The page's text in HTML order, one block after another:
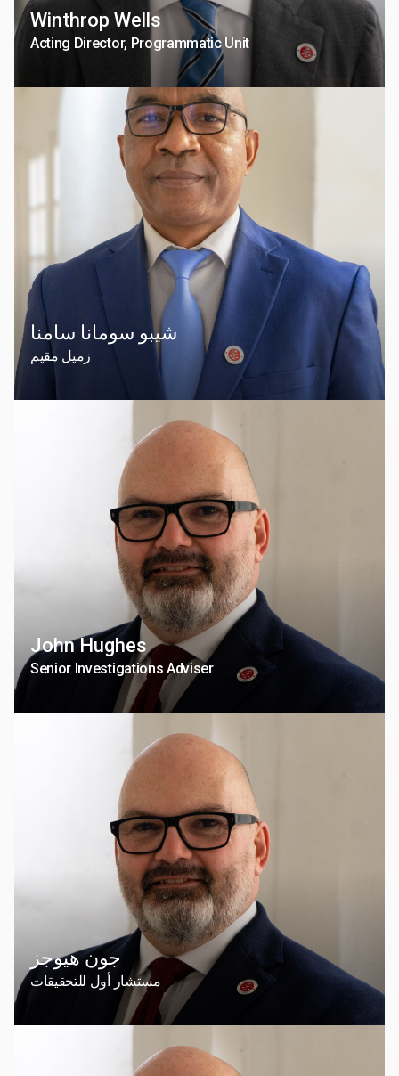
Winthrop Wells
Acting Director, Programmatic Unit
شيبو سومانا سامنا
زميل مقيم
John Hughes
Senior Investigations Adviser
جون هيوجز
مستشار أول للتحقيقات